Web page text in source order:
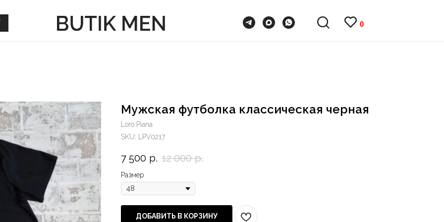
0
0
Мужская футболка классическая черная
Loro Piana
SKU:
LPV0217
7 500 р. 12 000 р.
Размер
ДОБАВИТЬ В КОРЗИНУ